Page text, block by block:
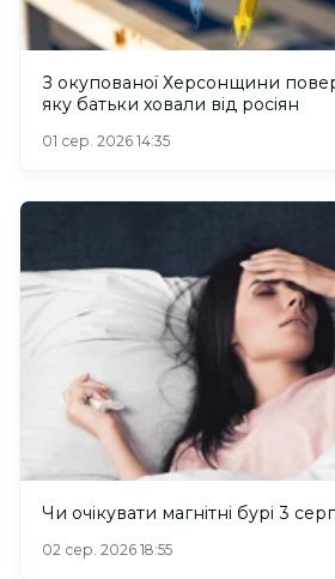
З окупованої Херсонщини
яку батьки ховали від росіян
01 сер. 2026 14:35
Чи очікувати магнітні бурі 3
02 сер. 2026 18:55